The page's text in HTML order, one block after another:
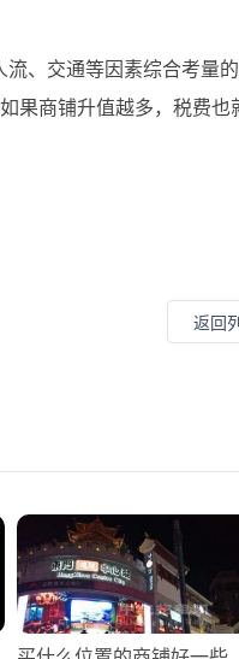
、交通等因素综合考量
果商铺升值越多，税费也
返回